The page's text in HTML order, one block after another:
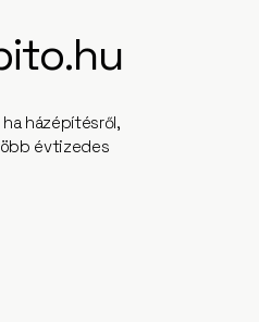
házépítésről,
évtizedes